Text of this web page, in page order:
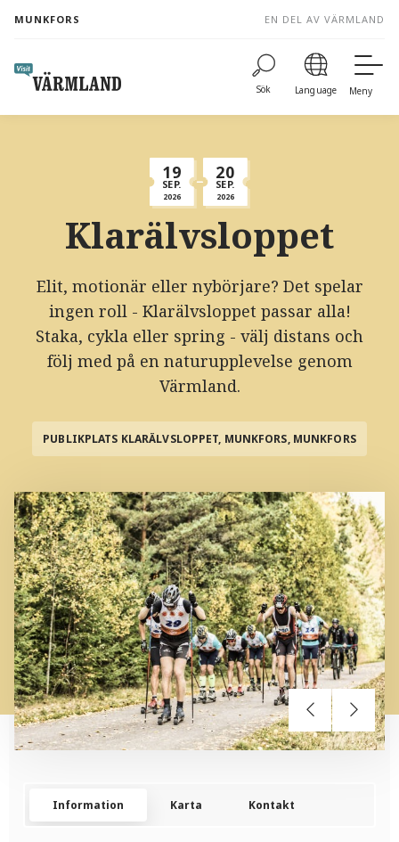
content
MUNKFORS EN DEL AV VÄRMLAND
Sök Language Meny
19
SEP.
2026
20
SEP.
2026
Klarälvsloppet
Elit, motionär eller nybörjare? Det spelar
ingen roll - Klarälvsloppet passar alla!
Staka, cykla eller spring - välj distans och
följ med på en naturupplevelse genom
Värmland.
PUBLIKPLATS KLARÄLVSLOPPET, MUNKFORS, MUNKFORS
Information Karta Kontakt